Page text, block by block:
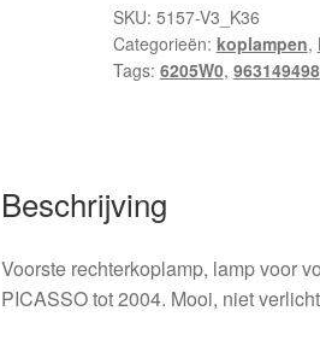
rechts
-04
9631494980
SKU: 5157-V3_K36
Categorieën: koplampen,
Tags: 6205W0,
Beschrijving
Voorste rechterkoplamp, lamp voor
PICASSO tot 2004. Mooi, niet